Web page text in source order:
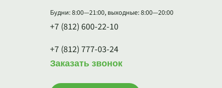
Будни: 8:00—21:00, выходные: 8:00—20:00
+7 (812) 600-22-10
+7 (812) 777-03-24
Заказать звонок